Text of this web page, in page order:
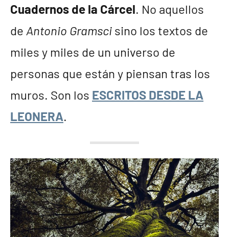
Cuadernos de la Cárcel. No aquellos
de Antonio Gramsci sino los textos de
miles y miles de un universo de
personas que están y piensan tras los
muros. Son los ESCRITOS DESDE LA
LEONERA.